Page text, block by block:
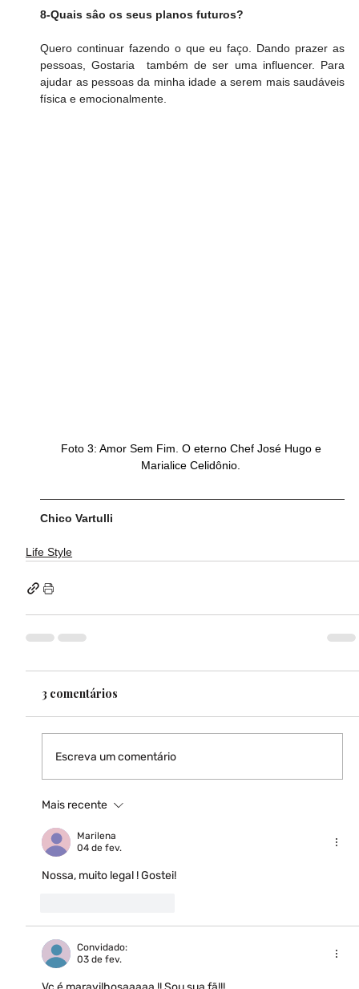
8-Quais sâo os seus planos futuros?
Quero continuar fazendo o que eu faço. Dando prazer as
pessoas, Gostaria  também de ser uma influencer. Para
ajudar as pessoas da minha idade a serem mais saudáveis
física e emocionalmente.
Foto 3: Amor Sem Fim. O eterno Chef José Hugo e
Marialice Celidônio.
Chico Vartulli
Life Style
3 comentários
Escreva um comentário
Mais recente
Marilena
04 de fev.
Nossa, muito legal ! Gostei!
Convidado:
03 de fev.